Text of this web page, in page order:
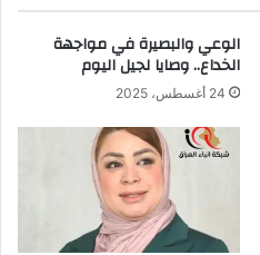
الوعي والبصيرة في مواجهة
الخداع.. وصايا لجيل اليوم
24 أغسطس، 2025